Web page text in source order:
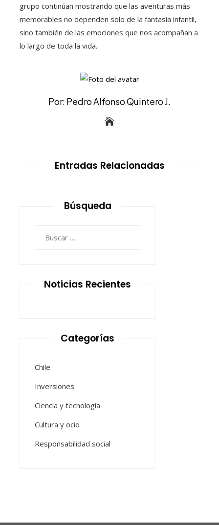
grupo continúan mostrando que las aventuras más
memorables no dependen solo de la fantasía infantil,
sino también de las emociones que nos acompañan a
lo largo de toda la vida.
Por: Pedro Alfonso Quintero J.
Entradas Relacionadas
Búsqueda
Noticias Recientes
Categorías
Chile
Inversiones
Ciencia y tecnología
Cultura y ocio
Responsabilidad social